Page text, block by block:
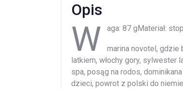
Opis
W aga: 87 gMateriał:
marina novotel, gdzie
latkiem, włochy gory, sylwester
spa, posąg na rodos,
dzieci, powrot z polski do